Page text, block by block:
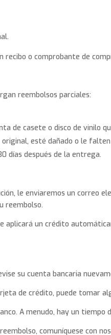
recibo o comprobante de
reembolsos parciales:
de casete o disco de vinilo
esté dañado o le
días después de la entrega.
le enviaremos un
reembolso.
aplicará un crédito
su cuenta bancaria
de crédito, puede tomar
A menudo, hay un
comuníquese con